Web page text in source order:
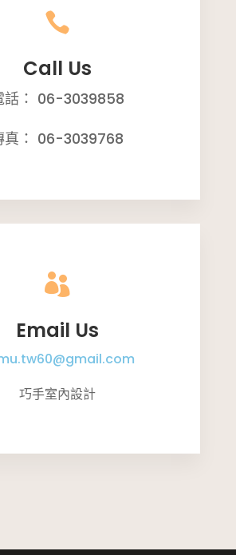

Call Us
話： 06-3039858
真： 06-3039768

Email Us
巧手室內設計